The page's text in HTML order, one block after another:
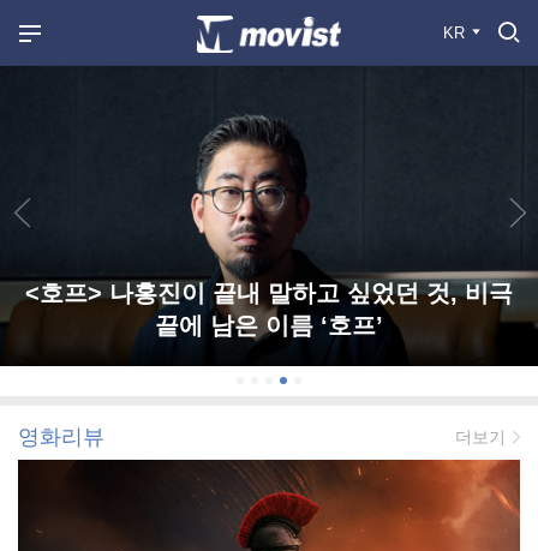
KR
<호프> 나홍진이 끝내 말하고 싶었던 것, 비극
끝에 남은 이름 ‘호프’
영화리뷰 더보기